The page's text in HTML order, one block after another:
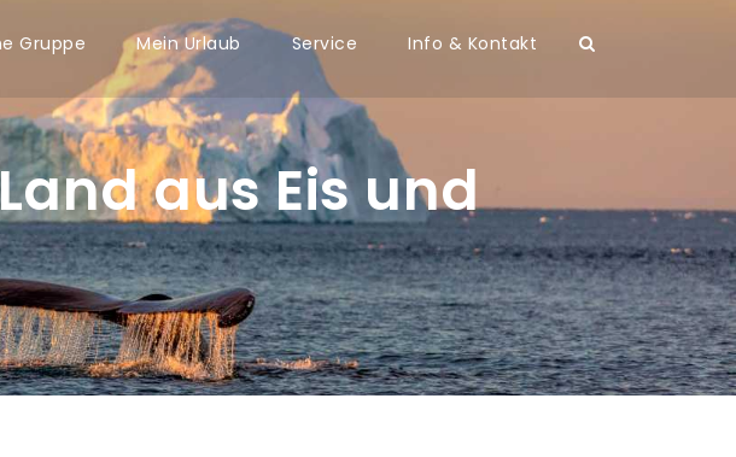
Gruppe Mein Urlaub Service Info & Kontakt
aus Eis und